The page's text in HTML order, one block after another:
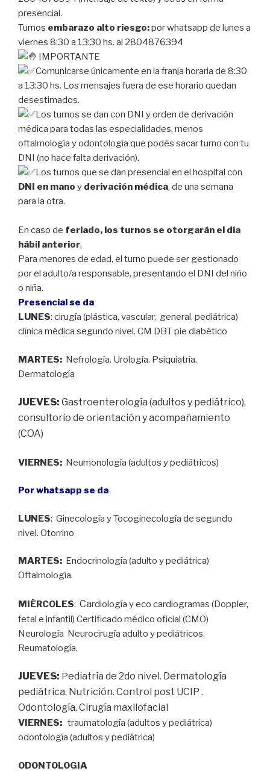
presencial.
Turnos embarazo alto riesgo:por whatsapp de lunes a
viernes 8:30 a 13:30 hs. al 2804876394
IMPORTANTE
Comunicarse únicamente en la franja horaria de 8:30
a 13:30 hs. Los mensajes fuera de ese horario quedan
desestimados.
Los turnos se dan con DNI y orden de derivación
médica para todas las especialidades, menos
oftalmología y odontología que podés sacar turno con tu
DNI (no hace falta derivación).
Los turnos que se dan presencial en el hospital con
DNI en mano y derivación médica, de una semana
para la otra.
En caso de feriado, los turnos se otorgarán el día
hábil anterior.
Para menores de edad, el turno puede ser gestionado
por el adulto/a responsable, presentando el DNI del niño
o niña.
Presencial se da
LUNES: cirugía (plástica, vascular, general, pediátrica)
clínica médica segundo nivel. CM DBT pie diabético
MARTES: Nefrología. Urología. Psiquiatría.
Dermatología
JUEVES: Gastroenterología (adultos y pediátrico),
consultorio de orientación y acompañamiento
(COA)
VIERNES: Neumonología (adultos y pediátricos)
Por whatsapp se da
LUNES: Ginecología y Tocoginecología de segundo
nivel. Otorrino
MARTES: Endocrinología (adulto y pediátrica)
Oftalmología.
MIÉRCOLES: Cardiología y eco cardiogramas (Doppler,
fetal e infantil) Certificado médico oficial (CMO)
Neurología Neurocirugía adulto y pediátricos.
Reumatología.
JUEVES: Pediatría de 2do nivel. Dermatología
pediátrica. Nutrición. Control post UCIP .
Odontología. Cirugía maxilofacial
VIERNES: traumatología (adultos y pediátrica)
odontología (adultos y pediátrica)
ODONTOLOGIA